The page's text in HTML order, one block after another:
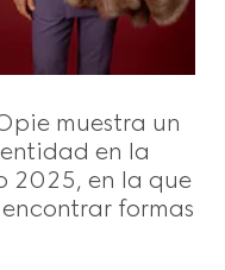
muestra un
en la
2025, en la que
formas